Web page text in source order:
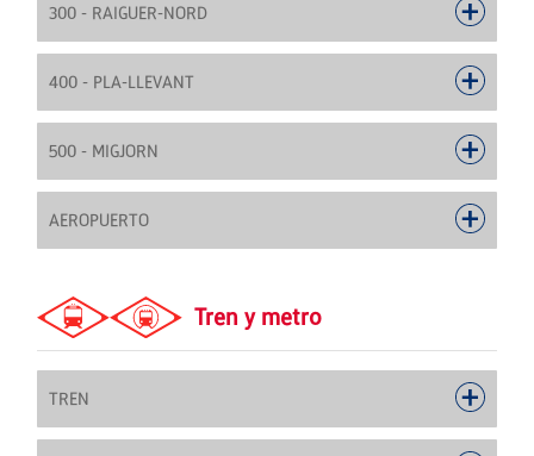
300 - RAIGUER-NORD
400 - PLA-LLEVANT
500 - MIGJORN
AEROPUERTO
Tren y metro
TREN